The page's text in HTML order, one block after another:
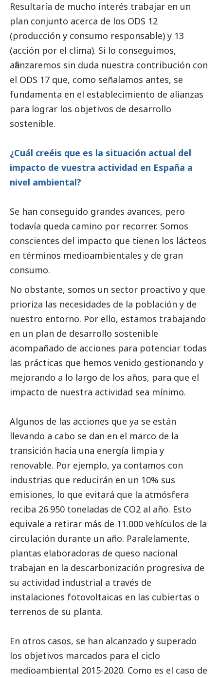
Resultaría de mucho interés trabajar en un
plan conjunto acerca de los ODS 12
(producción y consumo responsable) y 13
(acción por el clima). Si lo conseguimos,
afianzaremos sin duda nuestra contribución con
el ODS 17 que, como señalamos antes, se
fundamenta en el establecimiento de alianzas
para lograr los objetivos de desarrollo
sostenible.
¿Cuál creéis que es la situación actual del
impacto de vuestra actividad en España a
nivel ambiental?
Se han conseguido grandes avances, pero
todavía queda camino por recorrer. Somos
conscientes del impacto que tienen los lácteos
en términos medioambientales y de gran
consumo.
No obstante, somos un sector proactivo y que
prioriza las necesidades de la población y de
nuestro entorno. Por ello, estamos trabajando
en un plan de desarrollo sostenible
acompañado de acciones para potenciar todas
las prácticas que hemos venido gestionando y
mejorando a lo largo de los años, para que el
impacto de nuestra actividad sea mínimo.
Algunos de las acciones que ya se están
llevando a cabo se dan en el marco de la
transición hacia una energía limpia y
renovable. Por ejemplo, ya contamos con
industrias que reducirán en un 10% sus
emisiones, lo que evitará que la atmósfera
reciba 26.950 toneladas de CO2 al año. Esto
equivale a retirar más de 11.000 vehículos de la
circulación durante un año. Paralelamente,
plantas elaboradoras de queso nacional
trabajan en la descarbonización progresiva de
su actividad industrial a través de
instalaciones fotovoltaicas en las cubiertas o
terrenos de su planta.
En otros casos, se han alcanzado y superado
los objetivos marcados para el ciclo
medioambiental 2015-2020. Como es el caso de